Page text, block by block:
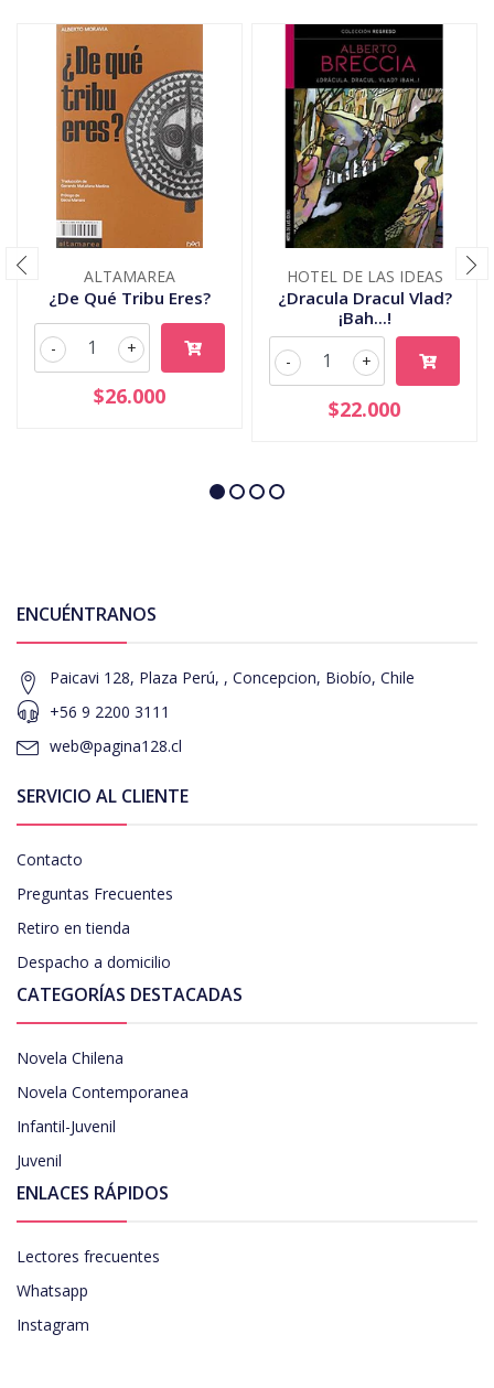
ALTAMAREA
¿De Qué Tribu Eres?
+
-
$26.000
HOTEL DE LAS IDEAS
¿Dracula Dracul Vlad?
¡Bah...!
+
-
$22.000
ENCUÉNTRANOS
Paicavi 128, Plaza Perú, , Concepcion, Biobío, Chile
+56 9 2200 3111
web@pagina128.cl
SERVICIO AL CLIENTE
Contacto
Preguntas Frecuentes
Retiro en tienda
Despacho a domicilio
CATEGORÍAS DESTACADAS
Novela Chilena
Novela Contemporanea
Infantil-Juvenil
Juvenil
ENLACES RÁPIDOS
Lectores frecuentes
Whatsapp
Instagram